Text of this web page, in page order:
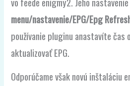
menu/nastavenie/EPG/Epg
používanie pluginu anastavíte čas
aktualizovať EPG.
Odporúčame však novú inštaláciu